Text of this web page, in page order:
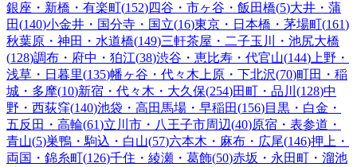
銀座・新橋・有楽町(152)四谷・市ヶ谷・飯田橋(5)大井・蒲
田(140)小金井・国分寺・国立(16)東京・日本橋・茅場町(161)
秋葉原・神田・水道橋(149)三軒茶屋・二子玉川・池尻大橋
(128)調布・府中・狛江(38)渋谷・恵比寿・代官山(144) 上野・
浅草・日暮里(135)幡ヶ谷・代々木上原・下北沢(70)町田・稲
城・多摩(10)新宿・代々木・大久保(254)田町・品川 (128)中
野・西荻窪(140)池袋・高田馬場・早稲田(156)目黒・白金・
五反田・高輪(61)立川市・八王子市周辺(40)原宿・表参道・
青山(5)巣鴨・駒込・白山(57)六本木・麻布・広尾(146)押上・
両国・錦糸町(126)千住・綾瀬・葛飾(50)赤坂・永田町・溜池